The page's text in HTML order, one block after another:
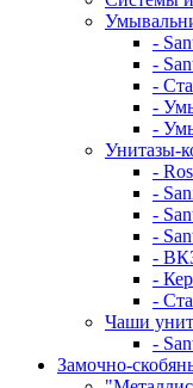
-
-
-
-
-
Унитазы-
-
-
-
-
-
-
-
Чаши
-
Замочно-